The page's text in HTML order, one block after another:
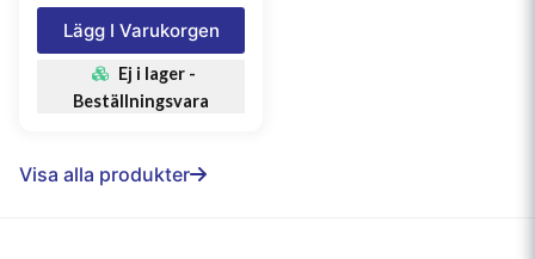
Lägg I Varukorgen
Ej i lager -
Beställningsvara
Visa alla produkter